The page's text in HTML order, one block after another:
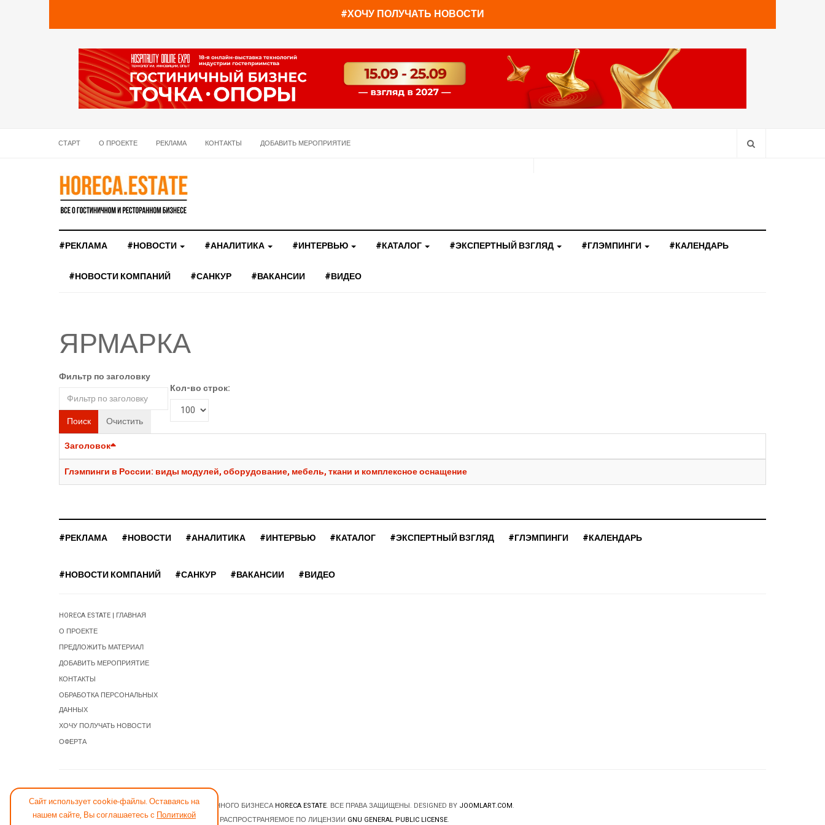
#ХОЧУ ПОЛУЧАТЬ НОВОСТИ
СТАРТ О ПРОЕКТЕ РЕКЛАМА КОНТАКТЫ ДОБАВИТЬ МЕРОПРИЯТИЕ
#РЕКЛАМА #НОВОСТИ #АНАЛИТИКА #ИНТЕРВЬЮ #КАТАЛОГ #ЭКСПЕРТНЫЙ ВЗГЛЯД #ГЛЭМПИНГИ #КАЛЕНДАРЬ
#НОВОСТИ КОМПАНИЙ #САНКУР #ВАКАНСИИ #ВИДЕО
ЯРМАРКА
Фильтр по заголовку
Поиск Очистить
Кол-во строк:
Заголовок
Глэмпинги в России: виды модулей, оборудование, мебель, ткани и комплексное оснащение
Сайт использует cookie-файлы. Оставаясь на
нашем сайте, Вы соглашаетесь с Политикой
#РЕКЛАМА #НОВОСТИ #АНАЛИТИКА #ИНТЕРВЬЮ #КАТАЛОГ #ЭКСПЕРТНЫЙ ВЗГЛЯД #ГЛЭМПИНГИ #КАЛЕНДАРЬ
#НОВОСТИ КОМПАНИЙ #САНКУР #ВАКАНСИИ #ВИДЕО
HORECA ESTATE | ГЛАВНАЯ
О ПРОЕКТЕ
ПРЕДЛОЖИТЬ МАТЕРИАЛ
ДОБАВИТЬ МЕРОПРИЯТИЕ
КОНТАКТЫ
ОБРАБОТКА ПЕРСОНАЛЬНЫХ
ДАННЫХ
ХОЧУ ПОЛУЧАТЬ НОВОСТИ
ОФЕРТА
© 2026 НОВОСТИ ГОСТИНИЧНОГО И РЕСТОРАННОГО БИЗНЕСА HORECA ESTATE. ВСЕ ПРАВА ЗАЩИЩЕНЫ. DESIGNED BY JOOMLART.COM.
JOOMLA! CMS- ПРОГРАММНОЕ ОБЕСПЕЧЕНИЕ, РАСПРОСТРАНЯЕМОЕ ПО ЛИЦЕНЗИИ GNU GENERAL PUBLIC LICENSE.